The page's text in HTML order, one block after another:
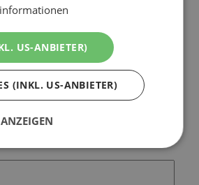
US-ANBIETER)
(INKL. US-ANBIETER)